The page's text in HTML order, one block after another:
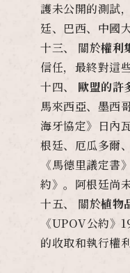
護未公開的測試
廷、巴西、中國
十三、 關於權利
信任，最終對這
十四、 歐盟的許
馬來西亞、墨西
海牙協定》日內
根廷、厄瓜多爾
《馬德里議定
約》。阿根廷尚
十五、 關於植物
《UPOV公約》
的收取和執行權